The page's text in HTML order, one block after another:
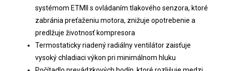
systémom ETMII s ovládaním tlakového senzora, ktoré
zabránia preťaženiu motora, znižuje opotrebenie a
predlžuje životnosť kompresora
Termostaticky riadený radiálny ventilátor zaisťuje
vysoký chladiaci výkon pri minimálnom hluku